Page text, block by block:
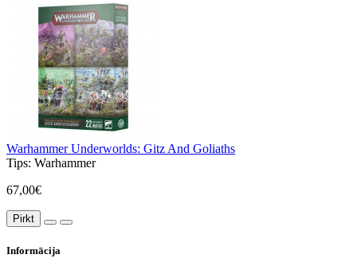
Warhammer Underworlds: Gitz And Goliaths
Tips: Warhammer
67,00€
Pirkt
Informācija